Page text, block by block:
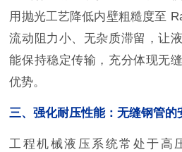
用抛光工艺降低内壁粗糙度至
流动阻力小、无杂质滞留，让
能保持稳定传输，充分体现无
优势。
三、强化耐压性能：无缝钢管的
工程机械液压系统常处于高